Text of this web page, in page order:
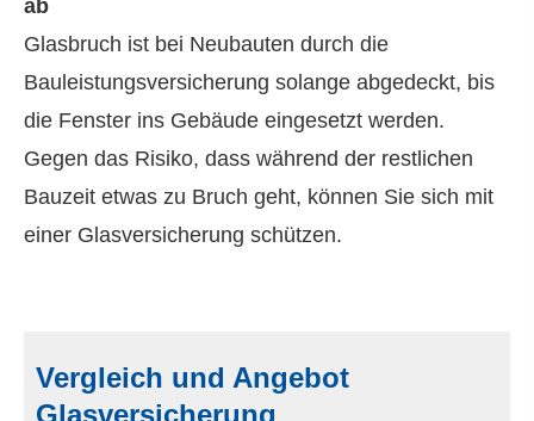
ab
Glasbruch ist bei Neubauten durch die
Bauleistungsversicherung solange abgedeckt, bis
die Fenster ins Gebäude eingesetzt werden.
Gegen das Risiko, dass während der restlichen
Bauzeit etwas zu Bruch geht, können Sie sich mit
einer Glasversicherung schützen.
Vergleich und Angebot
Glasversicherung